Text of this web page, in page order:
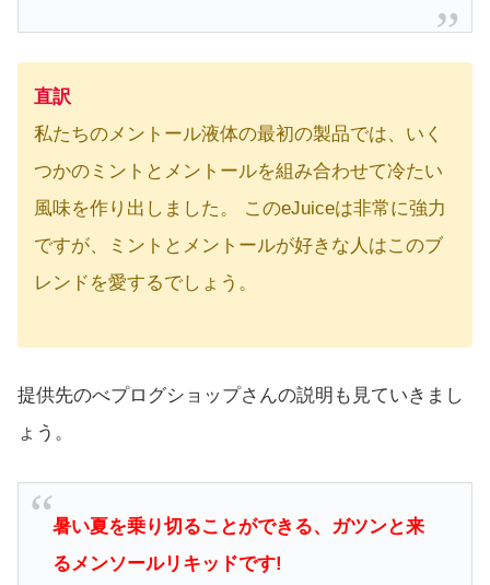
直訳
私たちのメントール液体の最初の製品では、いく
つかのミントとメントールを組み合わせて冷たい
風味を作り出しました。 このeJuiceは非常に強力
ですが、ミントとメントールが好きな人はこのブ
レンドを愛するでしょう。
提供先のべプログショップさんの説明も見ていきまし
ょう。
暑い夏を乗り切ることができる、ガツンと来
るメンソールリキッドです!